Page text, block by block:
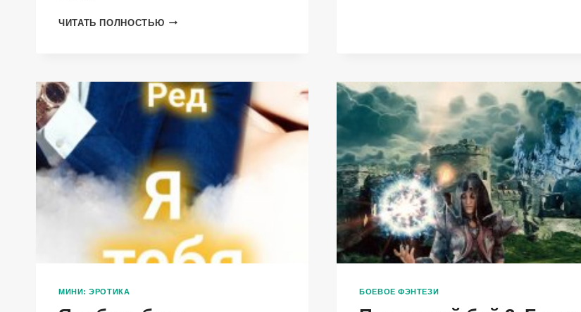
ЧИТАТЬ ПОЛНОСТЬЮ ЛЮБОВЬ
ДРАКОНА
МИНИ: ЭРОТИКА БОЕВОЕ ФЭНТЕЗИ